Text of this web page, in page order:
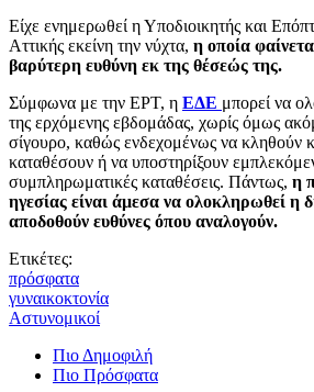
Είχε ενημερωθεί η Υποδιοικητής και
Αττικής εκείνη την νύχτα, η οποία
βαρύτερη ευθύνη εκ της θέσεώς της.
Σύμφωνα με την ΕΡΤ, η ΕΔΕ μπορεί να
της ερχόμενης εβδομάδας, χωρίς όμως
σίγουρο, καθώς ενδεχομένως να κληθούν
καταθέσουν ή να υποστηρίξουν
συμπληρωματικές καταθέσεις. Πάντως, η
ηγεσίας είναι άμεσα να ολοκληρωθεί η
αποδοθούν ευθύνες όπου αναλογούν.
Ετικέτες:
πρόσφατα
γυναικοκτονία
Αστυνομικοί
Πιο Δημοφιλή
Πιο Πρόσφατα